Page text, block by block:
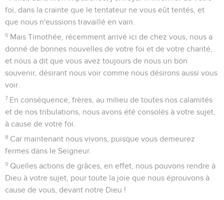
parole du Seigneur : nous les vivants, restés pour
l'avènement du Seigneur, nous ne devancerons pas ceux qui
sont morts.
16 Car le Seigneur lui-même, à un signal donné, à la voix d'un
archange, et au son de la trompette de Dieu, descendra du
ciel, et les morts en Christ ressusciteront premièrement.
17 Ensuite, nous les vivants, qui seront restés, nous serons
tous ensemble enlevés avec eux sur des nuées, à la
rencontre du Seigneur dans les airs, et ainsi nous serons
toujours avec le Seigneur.
18 Consolez-vous donc les uns les autres par ces paroles.